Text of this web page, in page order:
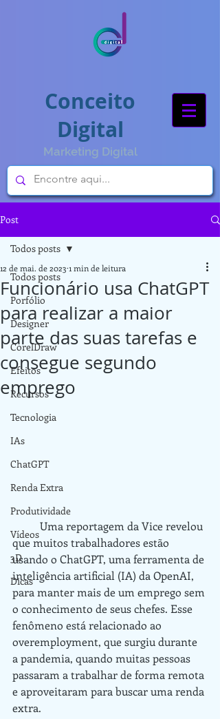
Conceito
Digital
Marketing Digital
Post
Todos posts
Porfólio
Designer
CorelDraw
Efeitos
Recursos
Tecnologia
IAs
ChatGPT
Renda Extra
Produtividade
Vídeos
3D
Dicas
Todos posts
Funcionário usa ChatGPT
para realizar a maior
parte das suas tarefas e
consegue segundo
emprego
12 de mai. de 2023 1 min de leitura
que muitos trabalhadores estão
usando o ChatGPT, uma ferramenta de
inteligência artificial (IA) da OpenAI,
para manter mais de um emprego sem
o conhecimento de seus chefes. Esse
fenômeno está relacionado ao
overemployment, que surgiu durante
a pandemia, quando muitas pessoas
passaram a trabalhar de forma remota
e aproveitaram para buscar uma renda
extra.